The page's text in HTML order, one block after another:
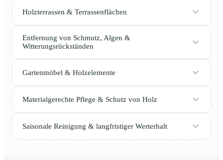
Holzterrassen & Terrassenflächen
Entfernung von Schmutz, Algen &
Witterungsrückständen
Gartenmöbel & Holzelemente
Materialgerechte Pflege & Schutz von Holz
Saisonale Reinigung & langfristiger Werterhalt